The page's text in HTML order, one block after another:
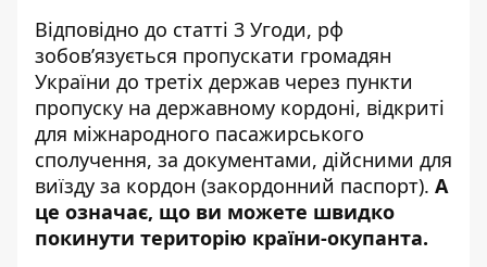
Відповідно до статті 3 Угоди, рф
зобов’язується пропускати громадян
України до третіх держав через пункти
пропуску на державному кордоні, відкриті
для міжнародного пасажирського
сполучення, за документами, дійсними для
виїзду за кордон (закордонний паспорт). А
це означає, що ви можете швидко
покинути територію країни-окупанта.